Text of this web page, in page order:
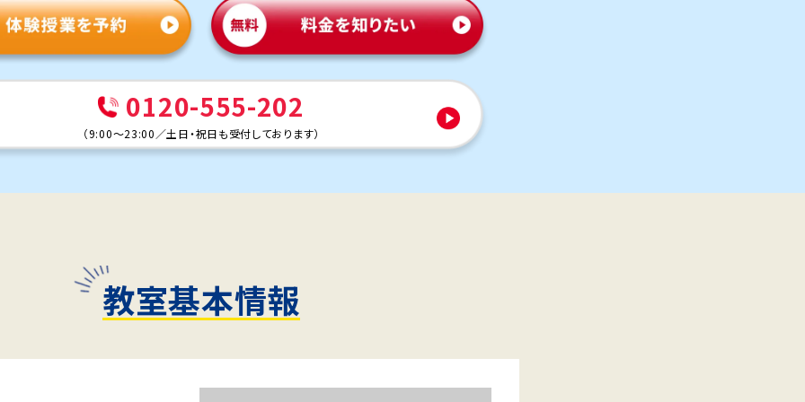
0120-555-202
（9:00～23:00 ／土日・祝日も受付しております）
教室基本情報